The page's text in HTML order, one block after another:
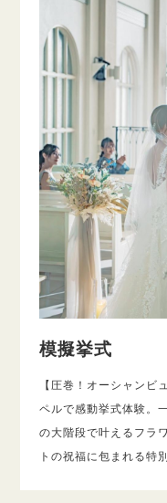
模擬挙式
【圧巻！オーシャンビ
ペルで感動挙式体験。
の大階段で叶えるフラ
トの祝福に包まれる特